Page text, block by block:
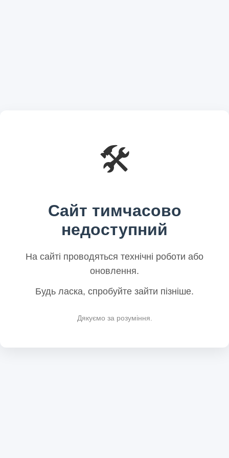
🛠️
Сайт тимчасово
недоступний
На сайті проводяться технічні роботи або
оновлення.
Будь ласка, спробуйте зайти пізніше.
Дякуємо за розуміння.